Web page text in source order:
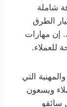
شاملة
الطرق
إن مهارات
للعملاء.
التي
ويسعون
سائقو